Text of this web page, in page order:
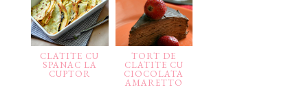
CLATITE CU
SPANAC LA
CUPTOR
TORT DE
CLATITE CU
CIOCOLATA
AMARETTO